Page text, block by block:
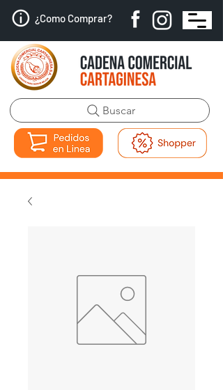
¿Como Comprar?
Buscar